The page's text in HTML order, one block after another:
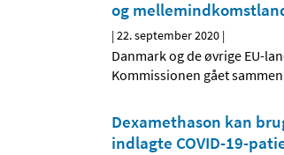
og
|22. september 2020 |
Danmark og de øvrige EU-
Kommissionen gået
Dexamethason kan
indlagte COVID-19-